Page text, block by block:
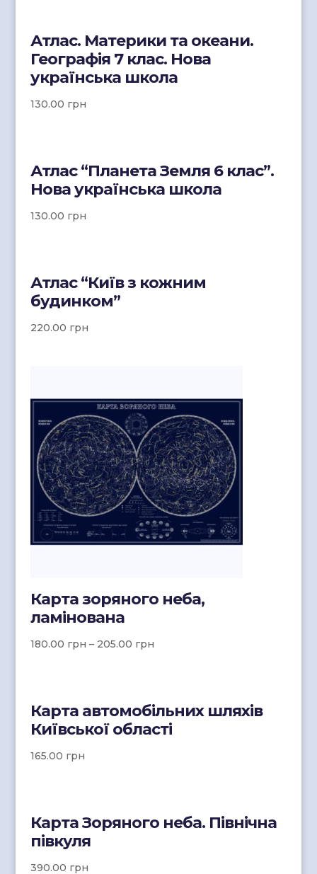
Атлас. Материки та океани.
Географія 7 клас. Нова
українська школа
130.00 грн
Атлас “Планета Земля 6 клас”.
Нова українська школа
130.00 грн
Атлас “Київ з кожним
будинком”
220.00 грн
Карта зоряного неба,
ламінована
180.00 грн – 205.00 грн
Карта автомобільних шляхів
Київської області
165.00 грн
Карта Зоряного неба. Північна
півкуля
390.00 грн